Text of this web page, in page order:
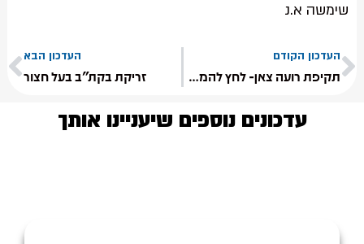
שימשה א.נ
העדכון הקודם
תקיפת רועה צאן- לחץ להמשך קריאה
העדכון הבא
זריקת בקת"ב בעל חצור
עדכונים נוספים שיעניינו אותך